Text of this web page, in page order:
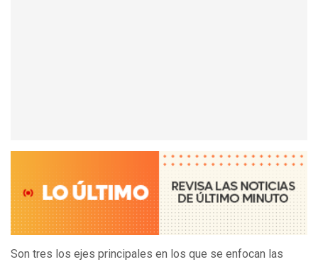
Son tres los ejes principales en los que se enfocan las